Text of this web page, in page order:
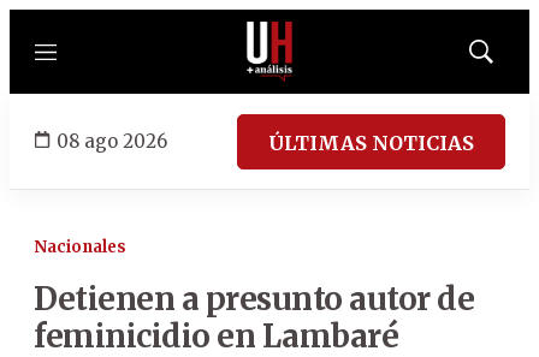
Menú
Mostrar
08 ago 2026 ÚLTIMAS NOTICIAS
Nacionales
Detienen a presunto autor de
feminicidio en Lambaré